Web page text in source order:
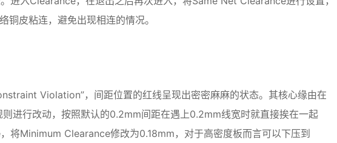
铜皮粘连，避免出现相连的情况。
Violation”，间距位置的红线呈现出密密麻麻的状态。其核心缘由在
进行改动，按照默认的0.2mm间距在遇上0.2mm线宽时就直接挨在一起
将Minimum Clearance修改为0.18mm，对于高密度板而言可以下压到